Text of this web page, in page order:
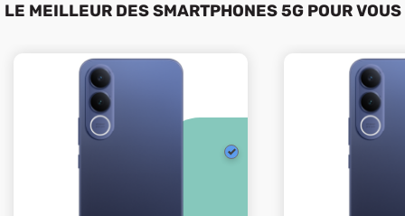
LE MEILLEUR DES SMARTPHONES 5G POUR VOUS